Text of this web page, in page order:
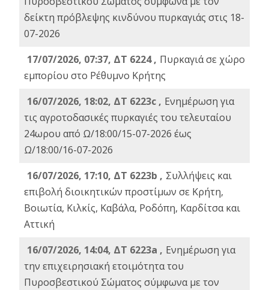
δείκτη πρόβλεψης κινδύνου πυρκαγιάς στις 18-
07-2026
17/07/2026, 07:37, ΔΤ 6224 , Πυρκαγιά σε χώρο
εμπορίου στο Ρέθυμνο Κρήτης
16/07/2026, 18:02, ΔΤ 6223c , Ενημέρωση για
τις αγροτοδασικές πυρκαγιές του τελευταίου
24ωρου από Ω/18:00/15-07-2026 έως
Ω/18:00/16-07-2026
16/07/2026, 17:10, ΔΤ 6223b , Συλλήψεις και
επιβολή διοικητικών προστίμων σε Κρήτη,
Βοιωτία, Κιλκίς, Καβάλα, Ροδόπη, Καρδίτσα και
Αττική
16/07/2026, 14:04, ΔΤ 6223a , Ενημέρωση για
την επιχειρησιακή ετοιμότητα του
Πυροσβεστικού Σώματος σύμφωνα με τον